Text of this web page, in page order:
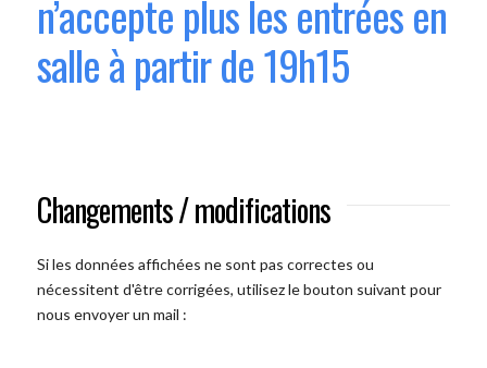
n’accepte plus les entrées en
salle à partir de 19h15
Changements / modifications
Si les données affichées ne sont pas correctes ou
nécessitent d'être corrigées, utilisez le bouton suivant pour
nous envoyer un mail :